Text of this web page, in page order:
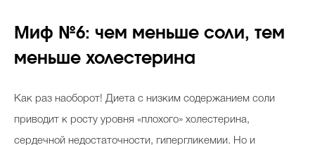
Миф №6: чем меньше соли, тем
меньше холестерина
Как раз наоборот! Диета с низким содержанием соли
приводит к росту уровня «плохого» холестерина,
сердечной недостаточности, гипергликемии. Но и